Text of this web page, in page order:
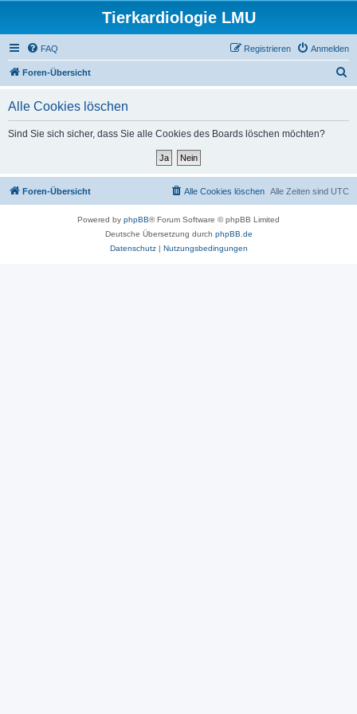
Tierkardiologie LMU
FAQ Anmelden
Registrieren
Foren-Übersicht
Alle Cookies löschen
Sind Sie sich sicher, dass Sie alle Cookies des Boards löschen möchten?
Foren-Übersicht Alle Zeiten sind UTC
Alle Cookies löschen
Powered by phpBB® Forum Software © phpBB Limited
Deutsche Übersetzung durch phpBB.de
Datenschutz| Nutzungsbedingungen